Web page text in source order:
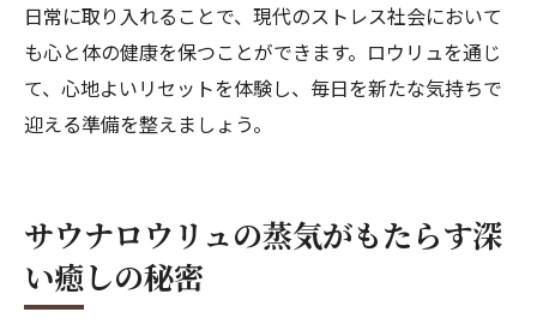
日常に取り入れることで、現代のストレス社会において
も心と体の健康を保つことができます。ロウリュを通じ
て、心地よいリセットを体験し、毎日を新たな気持ちで
迎える準備を整えましょう。
サウナロウリュの蒸気がもたらす深
い癒しの秘密